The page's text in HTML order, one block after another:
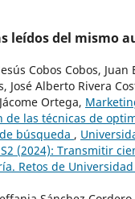
leídos del mismo
Cobos Cobos,
José Alberto Rivera
Ortega,
de las técnicas de
búsqueda ,
(2024): Transmitir
Retos de